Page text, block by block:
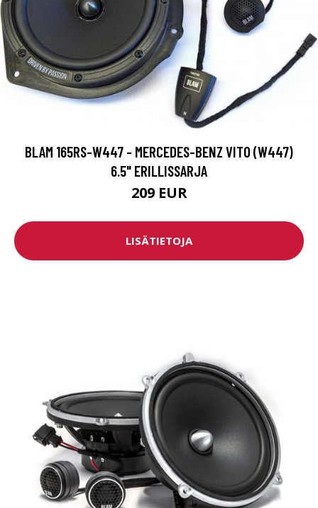
BLAM 165RS-W447 - MERCEDES-BENZ VITO (W447)
6.5" ERILLISSARJA
209 EUR
LISÄTIETOJA